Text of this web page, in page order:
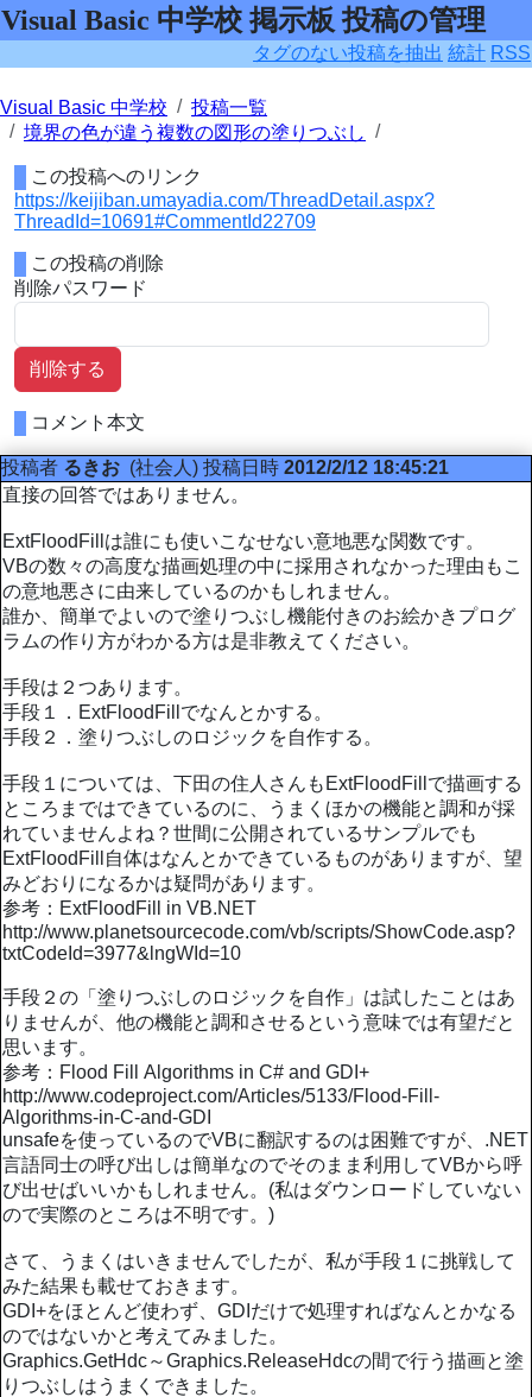
Visual Basic 中学校 掲示板 投稿の管理
タグのない投稿を抽出 統計 RSS
Visual Basic 中学校
投稿一覧
境界の色が違う複数の図形の塗りつぶし
この投稿へのリンク
https://keijiban.umayadia.com/ThreadDetail.aspx?
ThreadId=10691#CommentId22709
この投稿の削除
削除パスワード
削除する
コメント本文
投稿者 るきお (社会人) 投稿日時 2012/2/12 18:45:21
直接の回答ではありません。
ExtFloodFillは誰にも使いこなせない意地悪な関数です。
VBの数々の高度な描画処理の中に採用されなかった理由もこ
の意地悪さに由来しているのかもしれません。
誰か、簡単でよいので塗りつぶし機能付きのお絵かきプログ
ラムの作り方がわかる方は是非教えてください。
手段は２つあります。
手段１．ExtFloodFillでなんとかする。
手段２．塗りつぶしのロジックを自作する。
手段１については、下田の住人さんもExtFloodFillで描画する
ところまではできているのに、うまくほかの機能と調和が採
れていませんよね？世間に公開されているサンプルでも
ExtFloodFill自体はなんとかできているものがありますが、望
みどおりになるかは疑問があります。
参考：ExtFloodFill in VB.NET
http://www.planetsourcecode.com/vb/scripts/ShowCode.asp?
txtCodeId=3977&lngWId=10
手段２の「塗りつぶしのロジックを自作」は試したことはあ
りませんが、他の機能と調和させるという意味では有望だと
思います。
参考：Flood Fill Algorithms in C# and GDI+
http://www.codeproject.com/Articles/5133/Flood-Fill-
Algorithms-in-C-and-GDI
unsafeを使っているのでVBに翻訳するのは困難ですが、.NET
言語同士の呼び出しは簡単なのでそのまま利用してVBから呼
び出せばいいかもしれません。(私はダウンロードしていない
ので実際のところは不明です。)
さて、うまくはいきませんでしたが、私が手段１に挑戦して
みた結果も載せておきます。
GDI+をほとんど使わず、GDIだけで処理すればなんとかなる
のではないかと考えてみました。
Graphics.GetHdc～Graphics.ReleaseHdcの間で行う描画と塗
りつぶしはうまくできました。